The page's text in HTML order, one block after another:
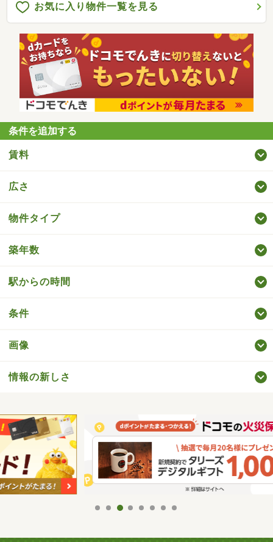
お気に入り物件一覧を見る
条件を追加する
賃料
広さ
物件タイプ
築年数
駅からの時間
条件
画像
情報の新しさ